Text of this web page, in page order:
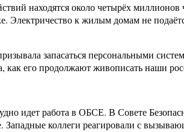
находятся около четырёх миллионов
к жилым домам не
запасаться персональными
как его продолжают живописать наши
идет работа в ОБСЕ. В Совете
Западные коллеги реагировали с